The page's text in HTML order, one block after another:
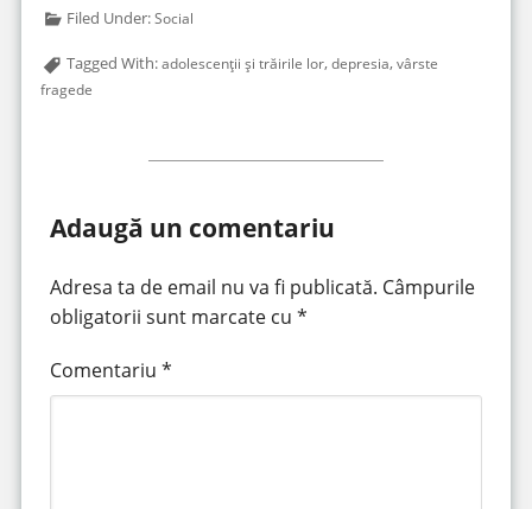
Filed Under:Social
Tagged With:adolescenții și trăirile lor,depresia,vârste
fragede
Adaugă un comentariu
Adresa ta de email nu va fi publicată. Câmpurile
obligatorii sunt marcate cu *
Comentariu *